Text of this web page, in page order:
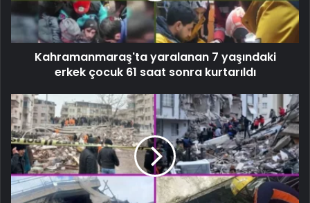
Kahramanmaraş'ta yaralanan 7 yaşındaki
erkek çocuk 61 saat sonra kurtarıldı